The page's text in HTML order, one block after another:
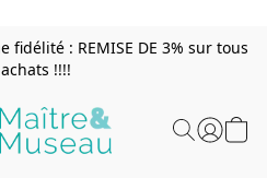
: REMISE DE 3% sur tous
!!!!